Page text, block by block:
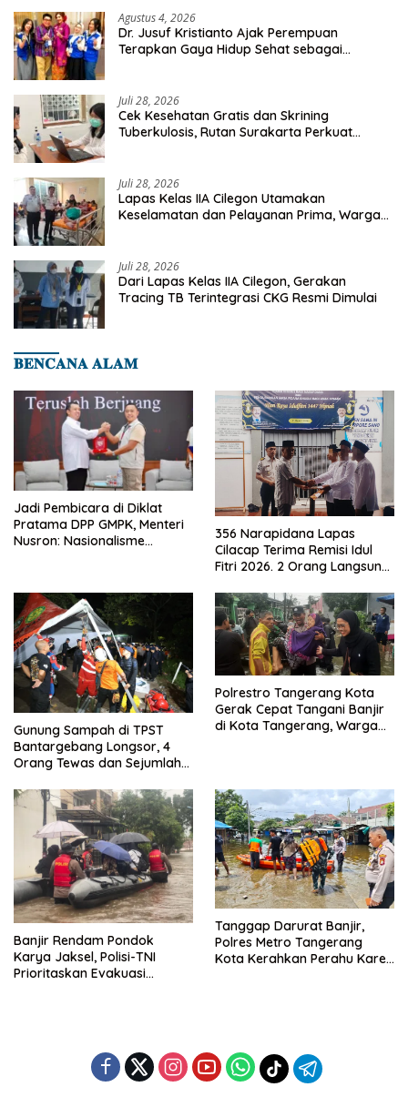
Agustus 4, 2026
Dr. Jusuf Kristianto Ajak Perempuan
Terapkan Gaya Hidup Sehat sebagai
Juli 28, 2026
Cek Kesehatan Gratis dan Skrining
Tuberkulosis, Rutan Surakarta Perkuat
Juli 28, 2026
Lapas Kelas IIA Cilegon Utamakan
Keselamatan dan Pelayanan Prima, Warga
Juli 28, 2026
Dari Lapas Kelas IIA Cilegon, Gerakan
Tracing TB Terintegrasi CKG Resmi Dimulai
𝐁𝐄𝐍𝐂𝐀𝐍𝐀 𝐀𝐋𝐀𝐌
Jadi Pembicara di Diklat
Pratama DPP GMPK, Menteri
Nusron: Nasionalisme
356 Narapidana Lapas
Cilacap Terima Remisi Idul
Fitri 2026. 2 Orang Langsung
Gunung Sampah di TPST
Bantargebang Longsor, 4
Orang Tewas dan Sejumlah
Polrestro Tangerang Kota
Gerak Cepat Tangani Banjir
di Kota Tangerang, Warga
Banjir Rendam Pondok
Karya Jaksel, Polisi-TNI
Prioritaskan Evakuasi
Tanggap Darurat Banjir,
Polres Metro Tangerang
Kota Kerahkan Perahu Karet